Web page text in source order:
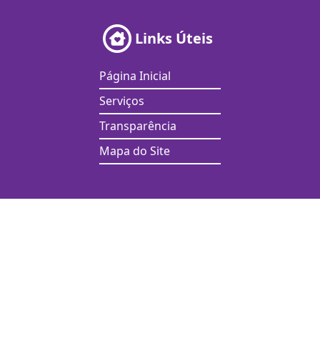
Links Úteis
Página Inicial
Serviços
Transparência
Mapa do Site